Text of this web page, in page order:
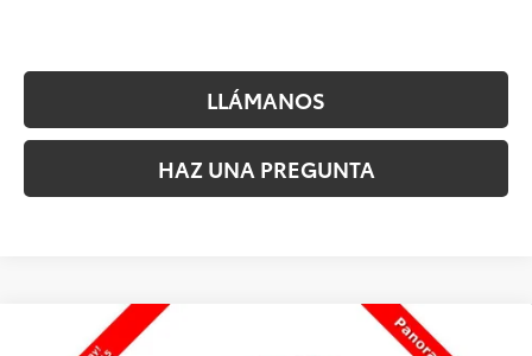
LLÁMANOS
HAZ UNA PREGUNTA
Toyota Grand Highlander Hybrid
MAX
Comparar vehículo